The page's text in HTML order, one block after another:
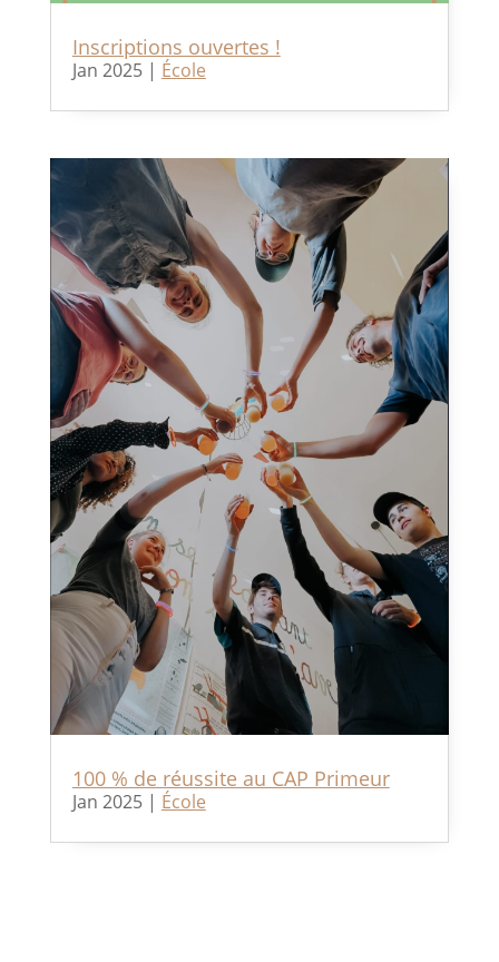
Inscriptions ouvertes !
Jan 2025| École
100 % de réussite au CAP Primeur
Jan 2025| École